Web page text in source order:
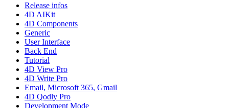
Release infos
4D AIKit
4D Components
Generic
User Interface
Back End
Tutorial
4D View Pro
4D Write Pro
Email, Microsoft 365, Gmail
4D Qodly Pro
Development Mode